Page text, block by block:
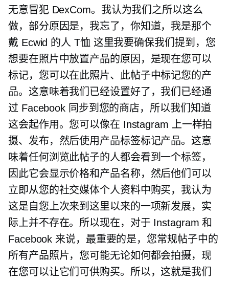
无意冒犯 DexCom。我认为我们之所以这么
做，部分原因是，我忘了，你知道，我是那个
戴 Ecwid 的人 T恤 这里我要确保我们提到，您
想要在照片中放置产品的原因，是现在您可以
标记，您可以在此照片、此帖子中标记您的产
品。这意味着我们已经设置好了，我们已经通
过 Facebook 同步到您的商店，所以我们知道
这会起作用。您可以像在 Instagram 上一样拍
摄、发布，然后使用产品标签标记产品。这意
味着任何浏览此帖子的人都会看到一个标签，
因此它会显示价格和产品名称，然后他们可以
立即从您的社交媒体个人资料中购买，我认为
这是自您上次来到这里以来的一项新发展，实
际上并不存在。所以现在，对于 Instagram 和
Facebook 来说，最重要的是，您常规帖子中的
所有产品照片，您可能无论如何都会拍摄，现
在您可以让它们可供购买。所以，这就是我们